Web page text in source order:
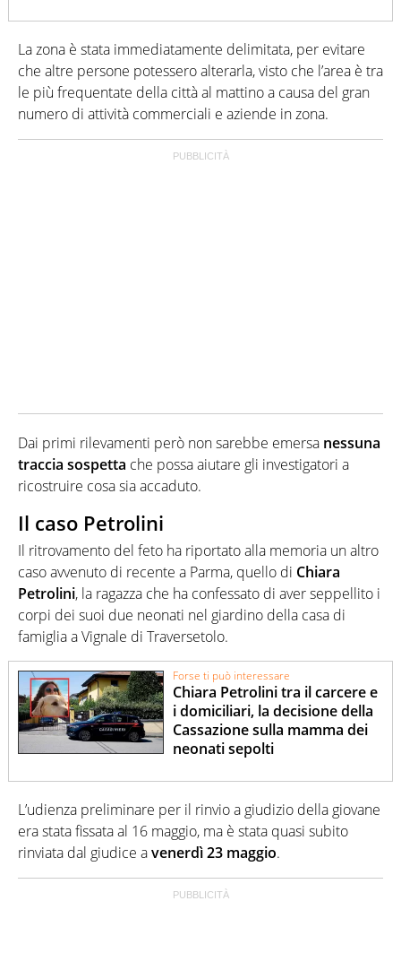
La zona è stata immediatamente delimitata, per evitare
che altre persone potessero alterarla, visto che l’area è tra
le più frequentate della città al mattino a causa del gran
numero di attività commerciali e aziende in zona.
Dai primi rilevamenti però non sarebbe emersa nessuna
traccia sospetta che possa aiutare gli investigatori a
ricostruire cosa sia accaduto.
Il caso Petrolini
Il ritrovamento del feto ha riportato alla memoria un altro
caso avvenuto di recente a Parma, quello di Chiara
Petrolini, la ragazza che ha confessato di aver seppellito i
corpi dei suoi due neonati nel giardino della casa di
famiglia a Vignale di Traversetolo.
Forse ti può interessare
Chiara Petrolini tra il carcere e
i domiciliari, la decisione della
Cassazione sulla mamma dei
neonati sepolti
L’udienza preliminare per il rinvio a giudizio della giovane
era stata fissata al 16 maggio, ma è stata quasi subito
rinviata dal giudice avenerdì 23 maggio.